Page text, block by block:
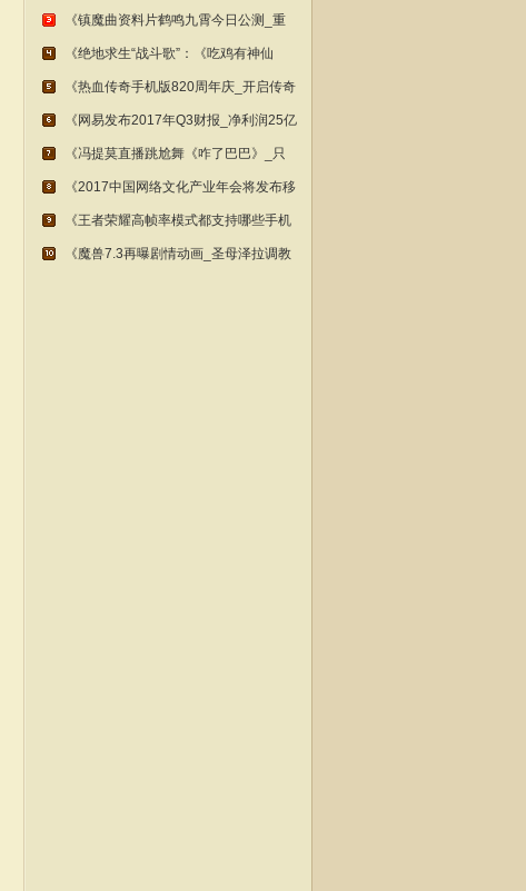
《镇魔曲资料片鹤鸣九霄今日公测_重
《绝地求生“战斗歌”：《吃鸡有神仙
《热血传奇手机版820周年庆_开启传奇
《网易发布2017年Q3财报_净利润25亿
《冯提莫直播跳尬舞《咋了巴巴》_只
《2017中国网络文化产业年会将发布移
《王者荣耀高帧率模式都支持哪些手机
《魔兽7.3再曝剧情动画_圣母泽拉调教